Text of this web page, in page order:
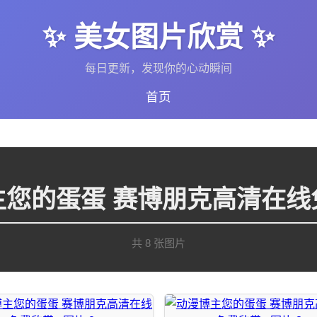
✨ 美女图片欣赏 ✨
每日更新，发现你的心动瞬间
首页
的蛋蛋 赛博朋克高清在
共 8 张图片